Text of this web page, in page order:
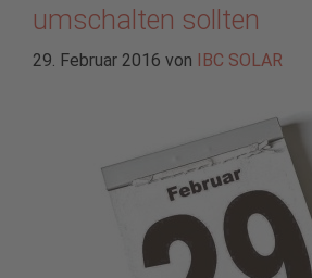
umschalten sollten
29. Februar 2016 von IBC SOLAR